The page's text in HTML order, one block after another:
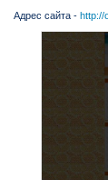
Адрес сайта - http://